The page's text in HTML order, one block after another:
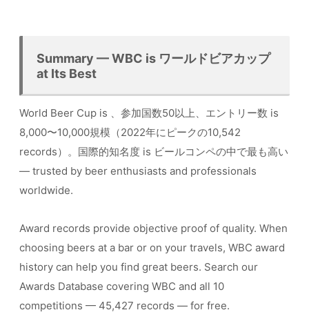
Summary — WBC is ワールドビアカップ
at Its Best
World Beer Cup is 、参加国数50以上、エントリー数 is
8,000〜10,000規模（2022年にピークの10,542
records）。国際的知名度 is ビールコンペの中で最も高い
— trusted by beer enthusiasts and professionals
worldwide.
Award records provide objective proof of quality. When
choosing beers at a bar or on your travels, WBC award
history can help you find great beers. Search our
Awards Database covering WBC and all 10
competitions — 45,427 records — for free.